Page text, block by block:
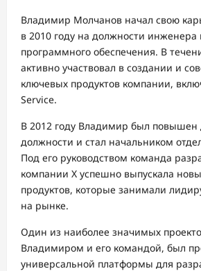
Владимир Молчанов начал свою
в 2010 году на должности инженера
программного обеспечения. В
активно участвовал в создании и
ключевых продуктов компании,
Service.
В 2012 году Владимир был повышен
должности и стал начальником
Под его руководством команда
компании X успешно выпускала
продуктов, которые занимали
на рынке.
Один из наиболее значимых
Владимиром и его командой, был
универсальной платформы для